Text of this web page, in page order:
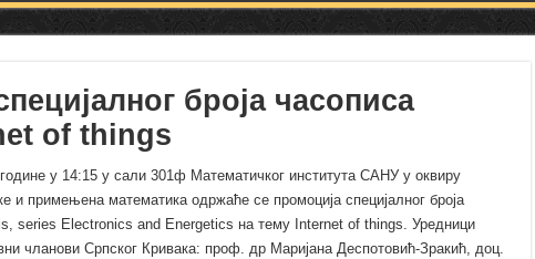
броја часописа
of things
у 14:15 у сали 301ф Математичког института САНУ у оквиру
и примењена математика одржаће се промоција специјалног броја
series Electronics and Energetics на тему Internet of things. Уредници
чланови Српског Кривака: проф. др Маријана Деспотовић-Зракић, доц.